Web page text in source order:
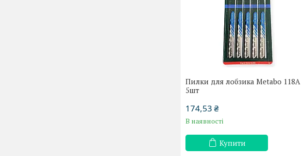
Пилки для лобзика Metabo 118А
5шт
174,53 ₴
В наявності
Купити